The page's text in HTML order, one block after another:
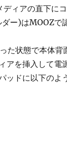
ィアの直下にコ
ー)はMOOZで
た状態で本体背
アを挿入して電
ッドに以下のよ